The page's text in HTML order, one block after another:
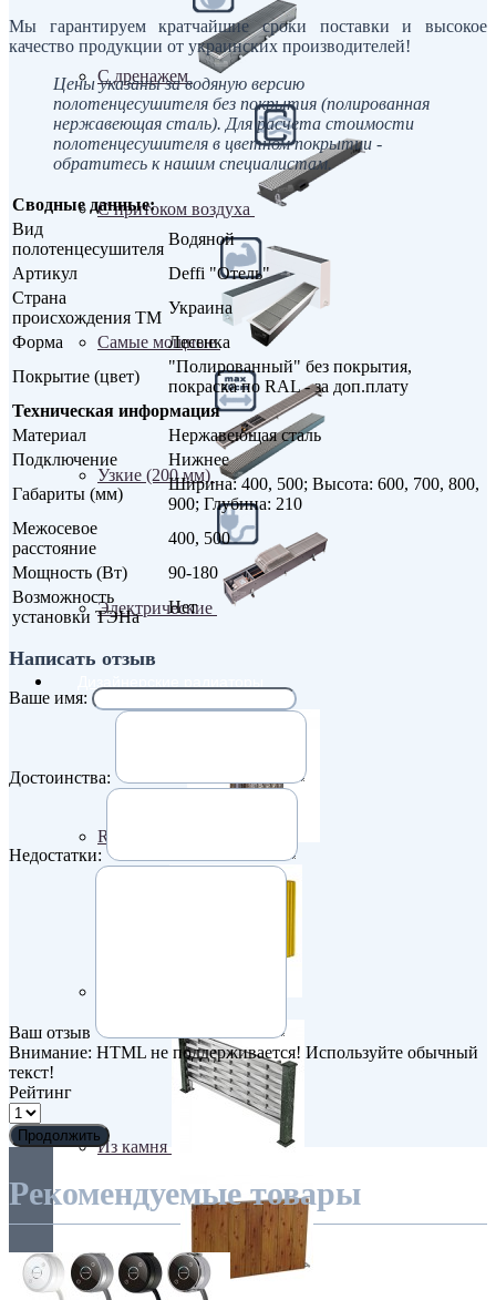
С дренажем
С притоком воздуха
Самые мощные
Узкие (200 мм)
Электрические
Retro стиль
Из камня
Мы гарантируем кратчайшие сроки поставки и высокое
качество продукции от украинских производителей!
Цены указаны за водяную версию
полотенцесушителя без покрытия (полированная
нержавеющая сталь). Для расчета стоимости
полотенцесушителя в цветном покрытии -
обратитесь к нашим специалистам.
Сводные данные:
Вид
полотенцесушителя
Водяной
Артикул
Deffi "Отель"
Страна
происхождения ТМ
Украина
Форма
Лесенка
Покрытие (цвет)
"Полированный" без покрытия,
покраска по RAL - за доп.плату
Техническая информация
Материал
Нержавеющая сталь
Подключение
Нижнее
Габариты (мм)
Ширина: 400, 500; Высота: 600, 700, 800,
900; Глубина: 210
Межосевое
расстояние
400, 500
Мощность (Вт)
90-180
Возможность
установки ТЭНа
Нет
Написать отзыв
Ваше имя:
Достоинства:
Недостатки:
Ваш отзыв
Внимание: HTML не поддерживается! Используйте обычный
текст!
Рейтинг
Продолжить
Рекомендуемые товары